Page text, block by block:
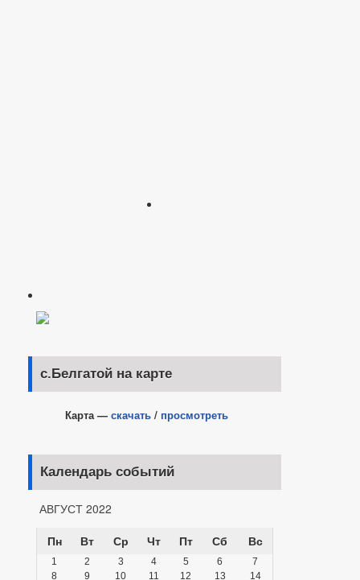
с.Белгатой на карте
Карта — скачать / просмотреть
Календарь событий
АВГУСТ 2022
Пн
Вт Ср Чт Пт Сб Вс
1 2 3 4 5 6
7
8
9 10 11 12 13
14